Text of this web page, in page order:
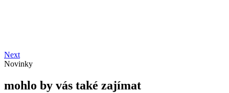
Next
Novinky
mohlo by vás také zajímat